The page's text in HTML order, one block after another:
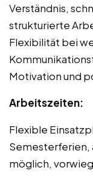
Verständnis,
strukturierte
Flexibilität bei
Motivation und
Arbeitszeiten:
Flexible
Semesterferien,
möglich,